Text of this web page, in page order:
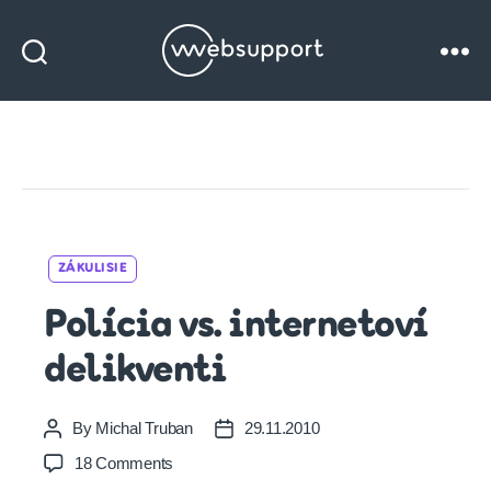
Websupport
ZÁKULISIE
Polícia vs. internetoví
delikventi
Post
author
By Michal Truban
Post29.11.2010
18 Comments